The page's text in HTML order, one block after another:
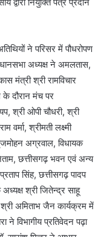
ने परिसर में पौधरोपण
अध्यक्ष ने अमलतास,
मंत्री श्री रामविचार
के दौरान मंच पर
श्री ओपी चौधरी, श्री
श्रीमती लक्ष्मी
अग्रवाल, विधायक
छत्तीसगढ़ भवन एवं अन्य
सिंह, छत्तीसगढ़ पादप
श्री जितेन्द्र साहू
अमिताभ जैन कार्यक्रम में
ने विभागीय प्रतिवेदन पढ़ा